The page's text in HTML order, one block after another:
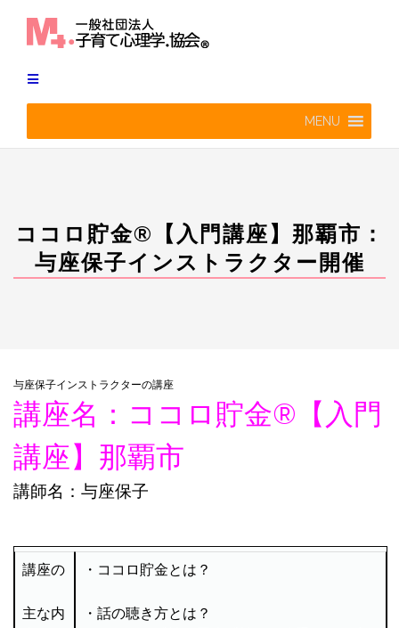
MENU
ココロ貯金®︎【入門講座】那覇市：
与座保子インストラクター開催
与座保子インストラクターの講座
講座名：ココロ貯金®︎【入門
講座】那覇市
講師名：与座保子
講座の
主な内
・ココロ貯金とは？
・話の聴き方とは？